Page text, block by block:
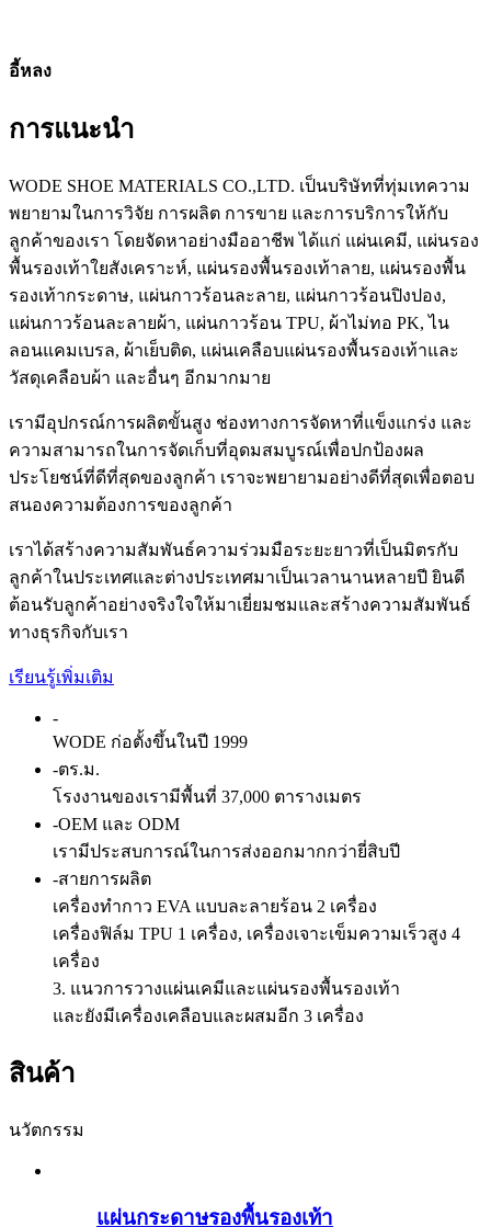
อี้หลง
การแนะนำ
WODE SHOE MATERIALS CO.,LTD. เป็นบริษัทที่ทุ่มเทความ
พยายามในการวิจัย การผลิต การขาย และการบริการให้กับ
ลูกค้าของเรา โดยจัดหาอย่างมืออาชีพ ได้แก่ แผ่นเคมี, แผ่นรอง
พื้นรองเท้าใยสังเคราะห์, แผ่นรองพื้นรองเท้าลาย, แผ่นรองพื้น
รองเท้ากระดาษ, แผ่นกาวร้อนละลาย, แผ่นกาวร้อนปิงปอง,
แผ่นกาวร้อนละลายผ้า, แผ่นกาวร้อน TPU, ผ้าไม่ทอ PK, ไน
ลอนแคมเบรล, ผ้าเย็บติด, แผ่นเคลือบแผ่นรองพื้นรองเท้าและ
วัสดุเคลือบผ้า และอื่นๆ อีกมากมาย
เรามีอุปกรณ์การผลิตขั้นสูง ช่องทางการจัดหาที่แข็งแกร่ง และ
ความสามารถในการจัดเก็บที่อุดมสมบูรณ์เพื่อปกป้องผล
ประโยชน์ที่ดีที่สุดของลูกค้า เราจะพยายามอย่างดีที่สุดเพื่อตอบ
สนองความต้องการของลูกค้า
เราได้สร้างความสัมพันธ์ความร่วมมือระยะยาวที่เป็นมิตรกับ
ลูกค้าในประเทศและต่างประเทศมาเป็นเวลานานหลายปี ยินดี
ต้อนรับลูกค้าอย่างจริงใจให้มาเยี่ยมชมและสร้างความสัมพันธ์
ทางธุรกิจกับเรา
เรียนรู้เพิ่มเติม
-
WODE ก่อตั้งขึ้นในปี 1999
-ตร.ม.
โรงงานของเรามีพื้นที่ 37,000 ตารางเมตร
-OEM และ ODM
เรามีประสบการณ์ในการส่งออกมากกว่ายี่สิบปี
-สายการผลิต
เครื่องทำกาว EVA แบบละลายร้อน 2 เครื่อง
เครื่องฟิล์ม TPU 1 เครื่อง, เครื่องเจาะเข็มความเร็วสูง 4
เครื่อง
3. แนวการวางแผ่นเคมีและแผ่นรองพื้นรองเท้า
และยังมีเครื่องเคลือบและผสมอีก 3 เครื่อง
สินค้า
นวัตกรรม
แผ่นกระดาษรองพื้นรองเท้า